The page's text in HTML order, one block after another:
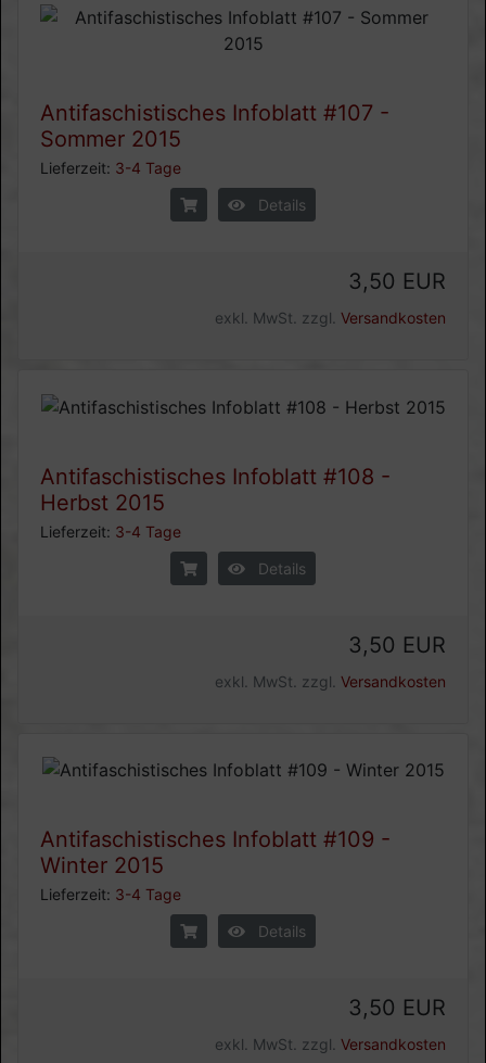
Antifaschistisches Infoblatt #107 -
Sommer 2015
Lieferzeit: 3-4 Tage
Details
3,50 EUR
exkl. MwSt. zzgl. Versandkosten
Antifaschistisches Infoblatt #108 -
Herbst 2015
Lieferzeit: 3-4 Tage
Details
3,50 EUR
exkl. MwSt. zzgl. Versandkosten
Antifaschistisches Infoblatt #109 -
Winter 2015
Lieferzeit: 3-4 Tage
Details
3,50 EUR
exkl. MwSt. zzgl. Versandkosten